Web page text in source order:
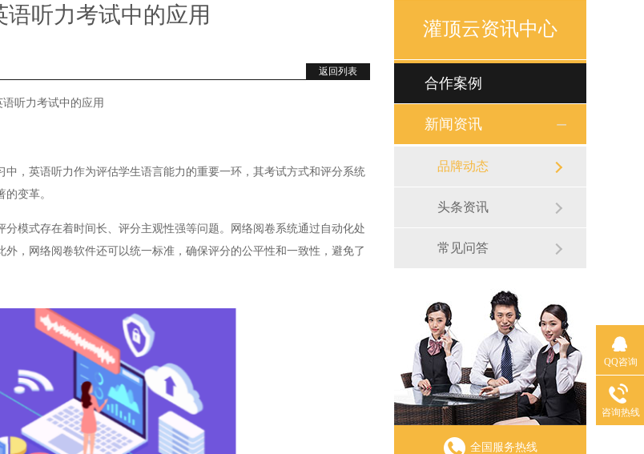
听力考试中的应用
返回列表
听力考试中的应用
英语听力作为评估学生语言能力的重要一环，其考试方式和评分系统
变革。
式存在着时间长、评分主观性强等问题。网络阅卷系统通过自动化处
，网络阅卷软件还可以统一标准，确保评分的公平性和一致性，避免了
灌顶云资讯中心
合作案例
新闻资讯
品牌动态
头条资讯
常见问答
全国服务热线
QQ咨询
咨询热线